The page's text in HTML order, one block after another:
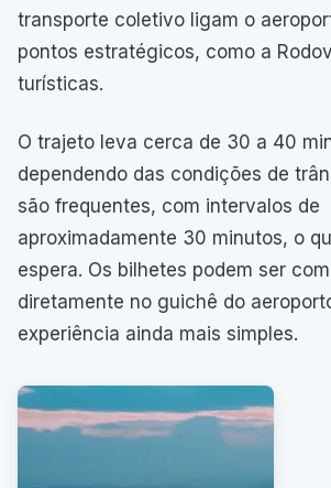
transporte coletivo ligam o
pontos estratégicos, como a
turísticas.
O trajeto leva cerca de 30 a 40
dependendo das condições de
são frequentes, com intervalos de
aproximadamente 30 minutos, o
espera. Os bilhetes podem ser
diretamente no guichê do
experiência ainda mais simples.